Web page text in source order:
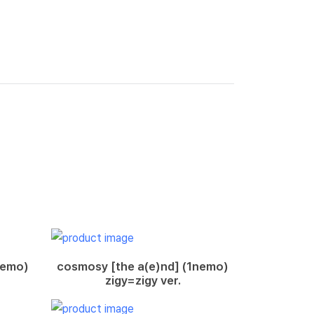
cosmosy [the a(e)nd] (1nemo)
zigy=zigy ver.